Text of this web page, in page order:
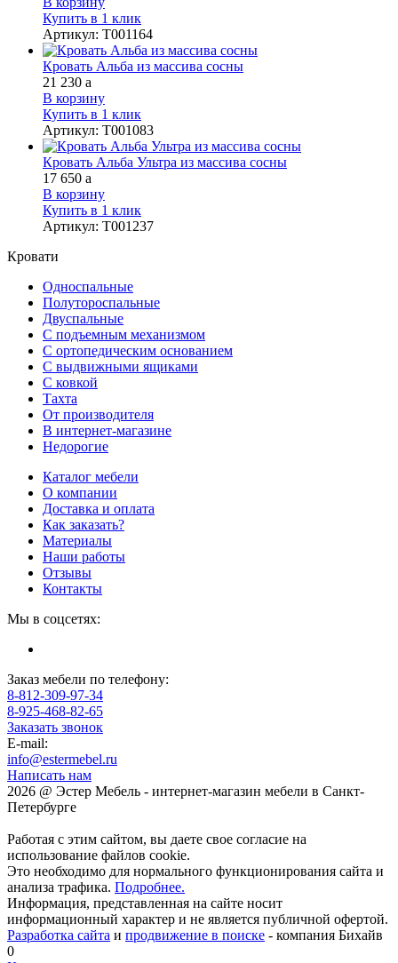
Купить в 1 клик
Артикул: Т001164
Кровать Альба из массива сосны
21 230 a
В корзину
Купить в 1 клик
Артикул: Т001083
Кровать Альба Ультра из массива сосны
17 650 a
В корзину
Купить в 1 клик
Артикул: Т001237
Кровати
Односпальные
Полутороспальные
Двуспальные
С подъемным механизмом
С ортопедическим основанием
С выдвижными ящиками
С ковкой
Тахта
От производителя
В интернет-магазине
Недорогие
Каталог мебели
О компании
Доставка и оплата
Как заказать?
Материалы
Наши работы
Отзывы
Контакты
Мы в соцсетях:
Заказ мебели по телефону:
8-812-309-97-34
8-925-468-82-65
Заказать звонок
E-mail:
info@estermebel.ru
Написать нам
2026 @ Эстер Мебель - интернет-магазин мебели в Санкт-
Петербурге
Работая с этим сайтом, вы даете свое согласие на
использование файлов cookie.
Это необходимо для нормального функционирования сайта и
анализа трафика. Подробнее.
Информация, представленная на сайте носит
информационный характер и не является публичной офертой.
Разработка сайта и продвижение в поиске - компания Бихайв
0